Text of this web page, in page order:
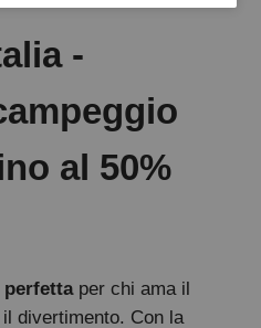
-
al 50%
perfettaper chi ama il
divertimento. Con la